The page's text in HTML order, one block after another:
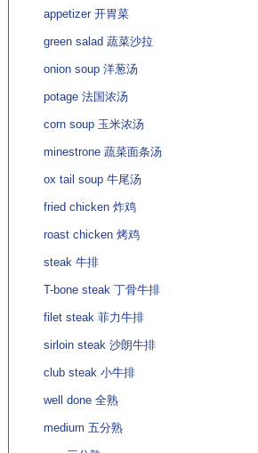
appetizer 开胃菜
green salad 蔬菜沙拉
onion soup 洋葱汤
potage 法国浓汤
corn soup 玉米浓汤
minestrone 蔬菜面条汤
ox tail soup 牛尾汤
fried chicken 炸鸡
roast chicken 烤鸡
steak 牛排
T-bone steak 丁骨牛排
filet steak 菲力牛排
sirloin steak 沙朗牛排
club steak 小牛排
well done 全熟
medium 五分熟